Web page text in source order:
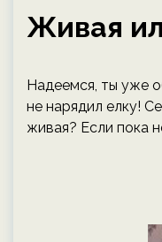
Живая
Надеемся, ты уже
не нарядил елку!
живая? Если пока